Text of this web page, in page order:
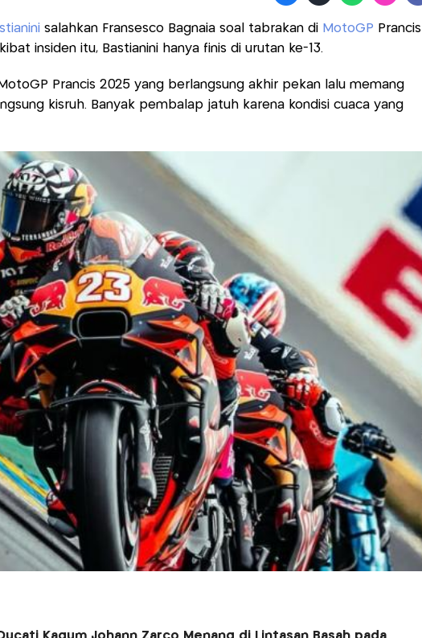
salahkan Fransesco Bagnaia soal tabrakan di MotoGP Prancis
insiden itu, Bastianini hanya finis di urutan ke-13.
Prancis 2025 yang berlangsung akhir pekan lalu memang
kisruh. Banyak pembalap jatuh karena kondisi cuaca yang